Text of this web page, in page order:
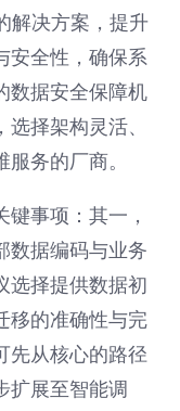
解决方案，提升
安全性，确保系
数据安全保障机
择架构灵活、
务的厂商。
事项：其一，
数据编码与业务
选择提供数据初
移的准确性与完
先从核心的路径
扩展至智能调